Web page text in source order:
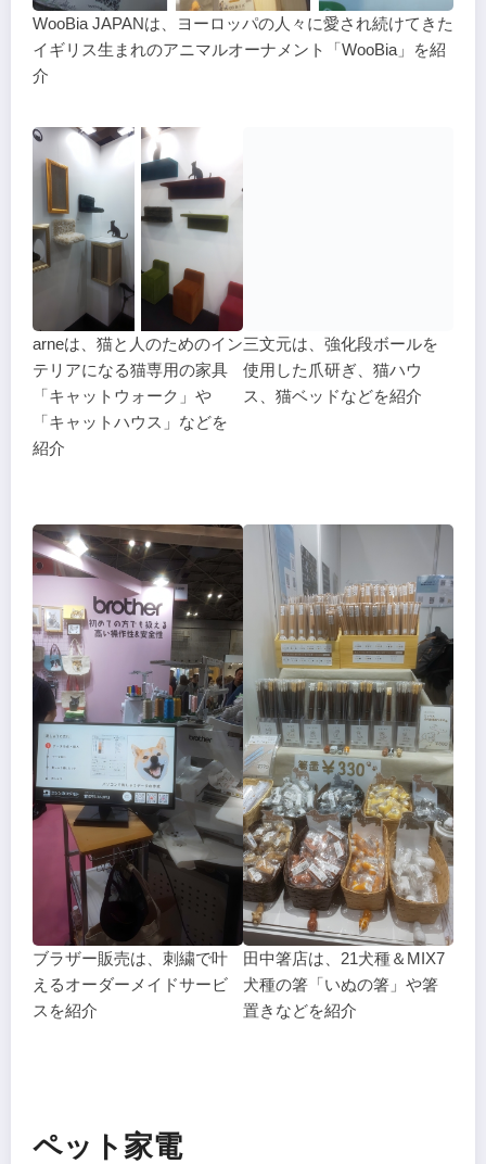
WooBia JAPANは、ヨーロッパの人々に愛され続けてきた
イギリス生まれのアニマルオーナメント「WooBia」を紹
介
arneは、猫と人のためのイン
テリアになる猫専用の家具
「キャットウォーク」や
「キャットハウス」などを
紹介
三文元は、強化段ボールを
使用した爪研ぎ、猫ハウ
ス、猫ベッドなどを紹介
ブラザー販売は、刺繍で叶
えるオーダーメイドサービ
スを紹介
田中箸店は、21犬種＆MIX7
犬種の箸「いぬの箸」や箸
置きなどを紹介
ペット家電